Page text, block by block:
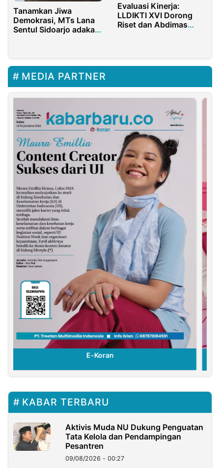
Tanamkan Jiwa
Demokrasi, MTs Lana
Sentul Sidoarjo adakan
Evaluasi Kinerja:
LLDIKTI XVI Dorong
Riset dan Abdimas
MEDIA PARTNER
E-Koran
KABAR TERBARU
Aktivis Muda NU Dukung Penguatan
Tata Kelola dan Pendampingan
Pesantren
09/08/2026 - 00:27